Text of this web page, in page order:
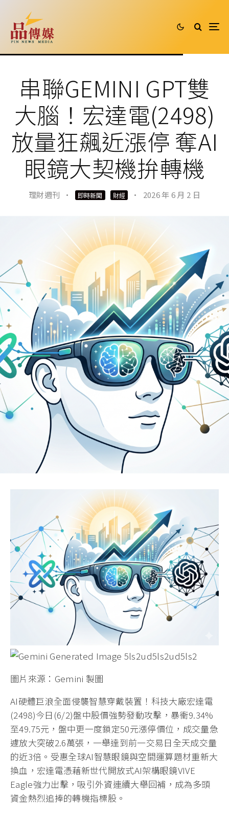
串聯GEMINI GPT雙
大腦！宏達電(2498)
放量狂飆近漲停 奪AI
眼鏡大契機拚轉機
理財週刊 · 即時新聞 財經 · 2026 年 6 月 2 日
圖片來源：Gemini 製圖
AI硬體巨浪全面侵襲智慧穿戴裝置！科技大廠宏達電
(2498)今日(6/2)盤中股價強勢發動攻擊，暴衝9.34%
至49.75元，盤中更一度鎖定50元漲停價位，成交量急
遽放大突破2.6萬張，一舉達到前一交易日全天成交量
的近3倍。受惠全球AI智慧眼鏡與空間運算題材重新大
換血，宏達電憑藉新世代開放式AI架構眼鏡VIVE
Eagle強力出擊，吸引外資連續大舉回補，成為多頭
資金熱烈追捧的轉機指標股。